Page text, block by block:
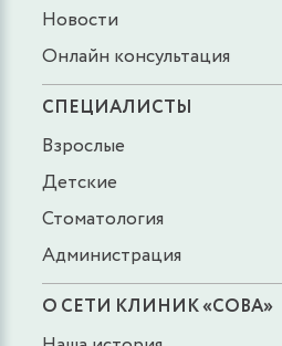
Новости
Онлайн консультация
СПЕЦИАЛИСТЫ
Взрослые
Детские
Стоматология
Администрация
О СЕТИ КЛИНИК «СОВА»